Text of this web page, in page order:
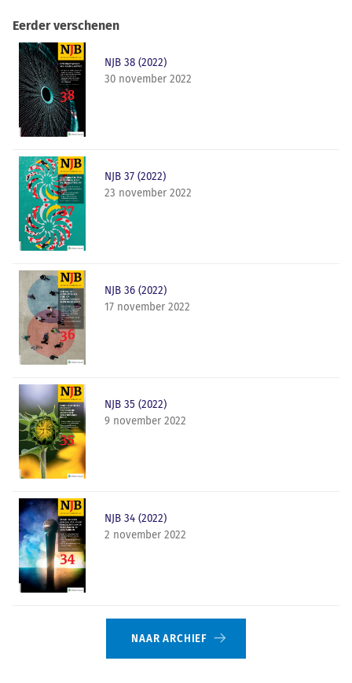
Eerder verschenen
NJB 38 (2022)
30 november 2022
NJB 37 (2022)
23 november 2022
NJB 36 (2022)
17 november 2022
NJB 35 (2022)
9 november 2022
NJB 34 (2022)
2 november 2022
NAAR ARCHIEF